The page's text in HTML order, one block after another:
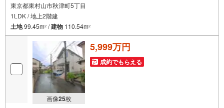
東京都東村山市秋津町5丁目
1LDK / 地上2階建
土地99.45m2 /建物 110.54m2
画像25枚
5,999万円
成約でもらえる